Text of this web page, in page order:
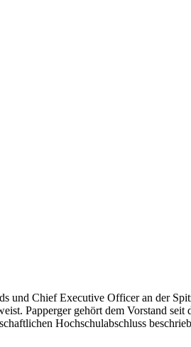
und Chief Executive Officer an der
Papperger gehört dem Vorstand seit
Hochschulabschluss